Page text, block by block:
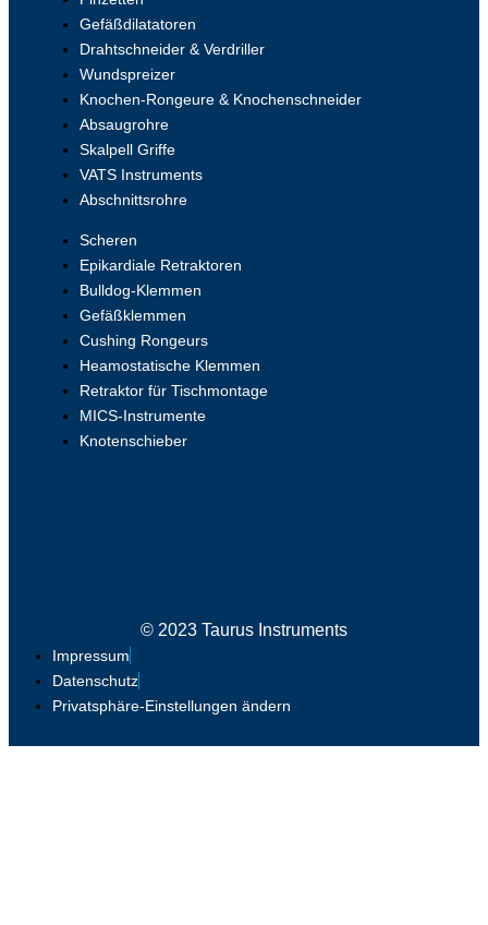
Gefäßdilatatoren
Drahtschneider & Verdriller
Wundspreizer
Knochen-Rongeure & Knochenschneider
Absaugrohre
Skalpell Griffe
VATS Instruments
Abschnittsrohre
Scheren
Epikardiale Retraktoren
Bulldog-Klemmen
Gefäßklemmen
Cushing Rongeurs
Heamostatische Klemmen
Retraktor für Tischmontage
MICS-Instrumente
Knotenschieber
© 2023 Taurus Instruments
Impressum
Datenschutz
Privatsphäre-Einstellungen ändern